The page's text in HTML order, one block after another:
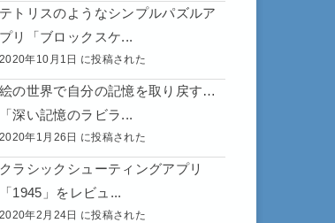
テトリスのようなシンプルパズルア
プリ「ブロックスケ...
2020年10月1日 に投稿された
絵の世界で自分の記憶を取り戻す…
「深い記憶のラビラ...
2020年1月26日 に投稿された
クラシックシューティングアプリ
「1945」をレビュ...
2020年2月24日 に投稿された